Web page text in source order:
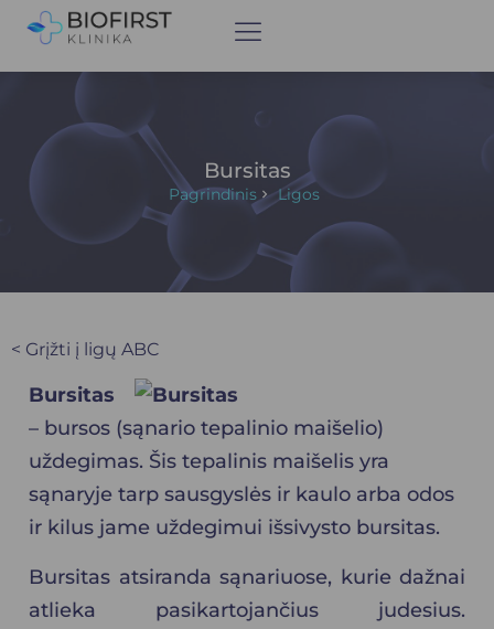
Bursitas
Pagrindinis Ligos
< Grįžti į ligų ABC
Bursitas
– bursos (sąnario tepalinio maišelio)
uždegimas. Šis tepalinis maišelis yra
sąnaryje tarp sausgyslės ir kaulo arba odos
ir kilus jame uždegimui išsivysto bursitas.
Bursitas atsiranda sąnariuose, kurie dažnai
atlieka pasikartojančius judesius.